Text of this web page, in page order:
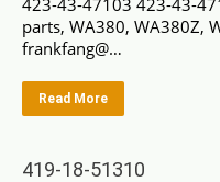
423-43-47103 423-43-
parts, WA380, WA380Z,
frankfang@…
Read More
419-18-51310